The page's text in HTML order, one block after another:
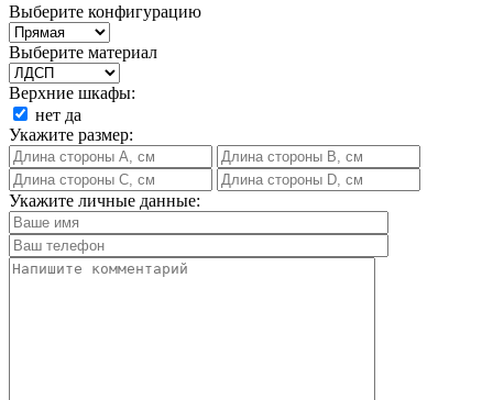
Выберите конфигурацию
Выберите материал
Верхние шкафы:
нет да
Укажите размер:
Укажите личные данные: